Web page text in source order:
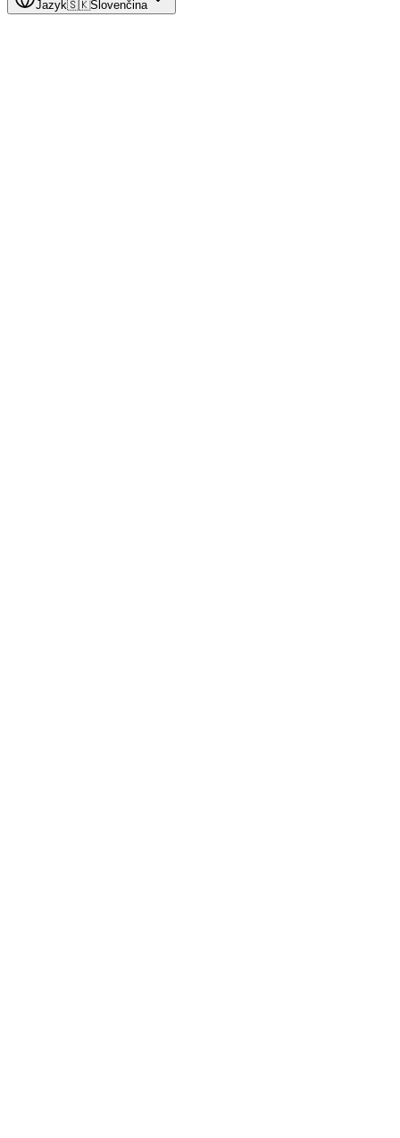
Jazyk🇸🇰Slovenčina